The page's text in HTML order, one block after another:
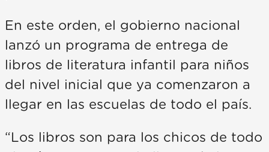
En este orden, el gobierno nacional
lanzó un programa de entrega de
libros de literatura infantil para niños
del nivel inicial que ya comenzaron a
llegar en las escuelas de todo el país.
“Los libros son para los chicos de todo